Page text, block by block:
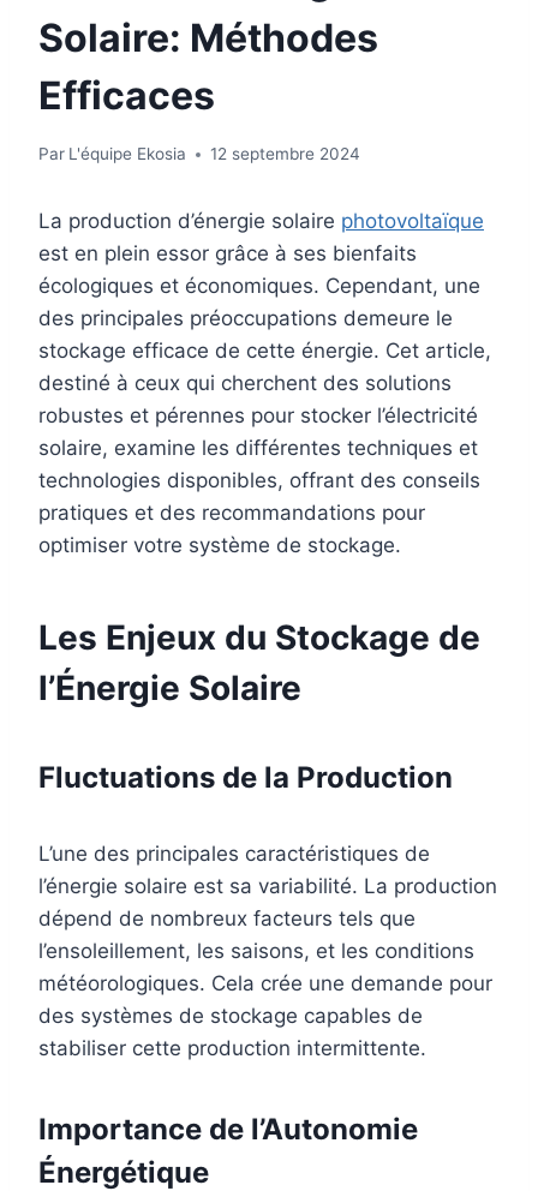
Solaire: Méthodes
Efficaces
Par L'équipe Ekosia 12 septembre 2024
La production d’énergie solaire photovoltaïque
est en plein essor grâce à ses bienfaits
écologiques et économiques. Cependant, une
des principales préoccupations demeure le
stockage efficace de cette énergie. Cet article,
destiné à ceux qui cherchent des solutions
robustes et pérennes pour stocker l’électricité
solaire, examine les différentes techniques et
technologies disponibles, offrant des conseils
pratiques et des recommandations pour
optimiser votre système de stockage.
Les Enjeux du Stockage de
l’Énergie Solaire
Fluctuations de la Production
L’une des principales caractéristiques de
l’énergie solaire est sa variabilité. La production
dépend de nombreux facteurs tels que
l’ensoleillement, les saisons, et les conditions
météorologiques. Cela crée une demande pour
des systèmes de stockage capables de
stabiliser cette production intermittente.
Importance de l’Autonomie
Énergétique